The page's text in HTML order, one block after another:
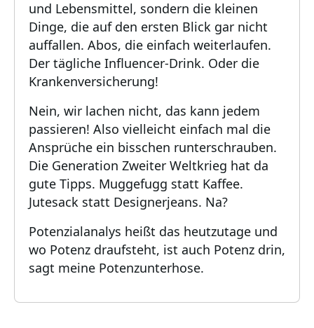
und Lebensmittel, sondern die kleinen
Dinge, die auf den ersten Blick gar nicht
auffallen. Abos, die einfach weiterlaufen.
Der tägliche Influencer-Drink. Oder die
Krankenversicherung!
Nein, wir lachen nicht, das kann jedem
passieren! Also vielleicht einfach mal die
Ansprüche ein bisschen runterschrauben.
Die Generation Zweiter Weltkrieg hat da
gute Tipps. Muggefugg statt Kaffee.
Jutesack statt Designerjeans. Na?
Potenzialanalys heißt das heutzutage und
wo Potenz draufsteht, ist auch Potenz drin,
sagt meine Potenzunterhose.